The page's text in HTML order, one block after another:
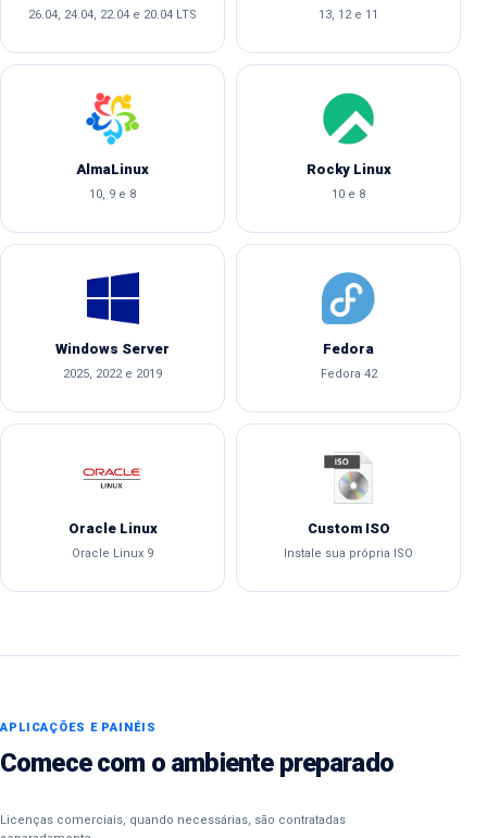
26.04, 24.04, 22.04 e 20.04 LTS 13, 12 e 11
AlmaLinux
10, 9 e 8
Rocky Linux
10 e 8
Windows Server
2025, 2022 e 2019
Fedora
Fedora 42
Oracle Linux
Oracle Linux 9
Custom ISO
Instale sua própria ISO
APLICAÇÕES E PAINÉIS
Comece com o ambiente preparado
Licenças comerciais, quando necessárias, são contratadas